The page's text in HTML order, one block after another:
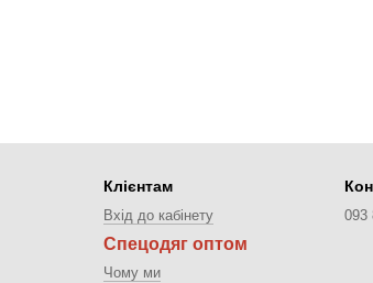
Клієнтам
Вхід до кабінету
Спецодяг оптом
Чому ми
093